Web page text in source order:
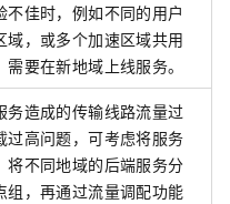
不佳时，例如不同的用户
域，或多个加速区域共用
要在新地域上线服务。
务造成的传输线路流量过
过高问题，可考虑将服务
将不同地域的后端服务分
组，再通过流量调配功能